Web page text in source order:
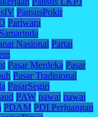
PansusPokir
Pariwara
Nasional Partai
Pasar Merdeka Pasar
Pasar Tradisional
PasarSegiri
PAW pawai pawai
PDAM PDI Perjuangan